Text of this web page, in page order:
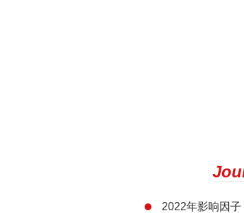
2022年影响因